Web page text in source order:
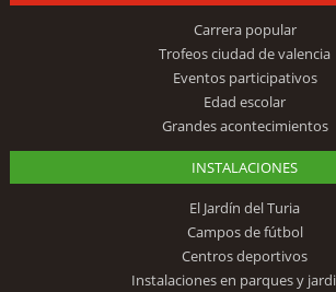
Carrera popular
Trofeos ciudad de valencia
Eventos participativos
Edad escolar
Grandes acontecimientos
INSTALACIONES
El Jardín del Turia
Campos de fútbol
Centros deportivos
Instalaciones en parques y